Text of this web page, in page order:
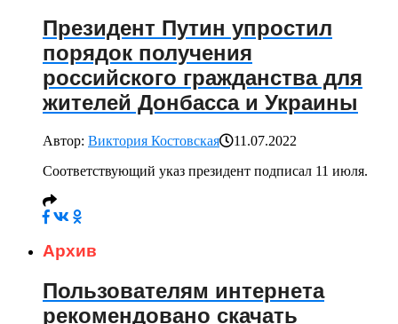
Президент Путин упростил
порядок получения
российского гражданства для
жителей Донбасса и Украины
Автор: Виктория Костовская
11.07.2022
Соответствующий указ президент подписал 11 июля.
Архив
Пользователям интернета
рекомендовано скачать